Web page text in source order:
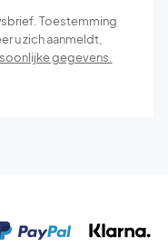
Toestemming
u zich aanmeldt,
gegevens.